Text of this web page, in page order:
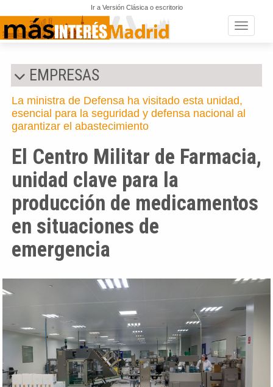
Ir a Versión Clásica o escritorio
Toggle
EMPRESAS
La ministra de Defensa ha visitado esta unidad,
esencial para la seguridad y defensa nacional al
garantizar el abastecimiento
El Centro Militar de Farmacia,
unidad clave para la
producción de medicamentos
en situaciones de
emergencia
Anterior